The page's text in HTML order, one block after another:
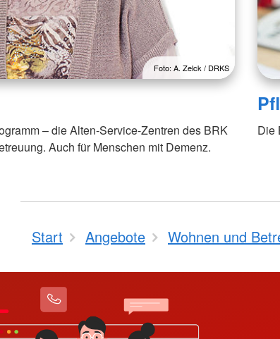
Foto: A. Zelck / DRKS
– die Alten-Service-Zentren des BRK
Auch für Menschen mit Demenz.
Die
Start Angebote Wohnen und